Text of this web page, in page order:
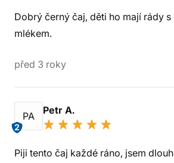
Dobrý černý čaj, děti ho mají rády s
mlékem.
před 3 roky
PA
2
Petr A.
Piji tento čaj každé ráno, jsem